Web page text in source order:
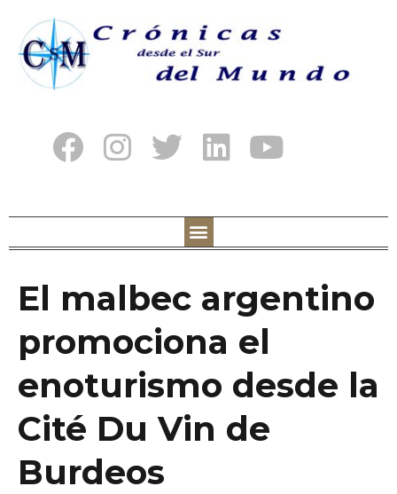
El malbec argentino
promociona el
enoturismo desde la
Cité Du Vin de
Burdeos